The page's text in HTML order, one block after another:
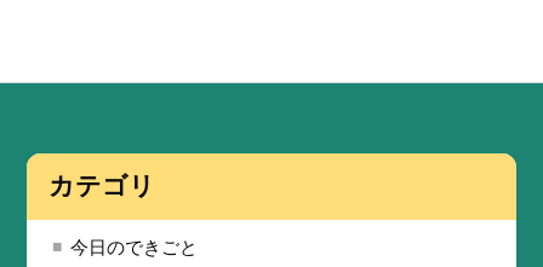
カテゴリ
今日のできごと